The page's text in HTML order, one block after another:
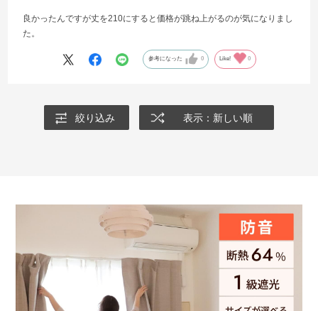
良かったんですが丈を210にすると価格が跳ね上がるのが気になりまし
た。
参考になった 0 Like! 0
絞り込み 表示：新しい順